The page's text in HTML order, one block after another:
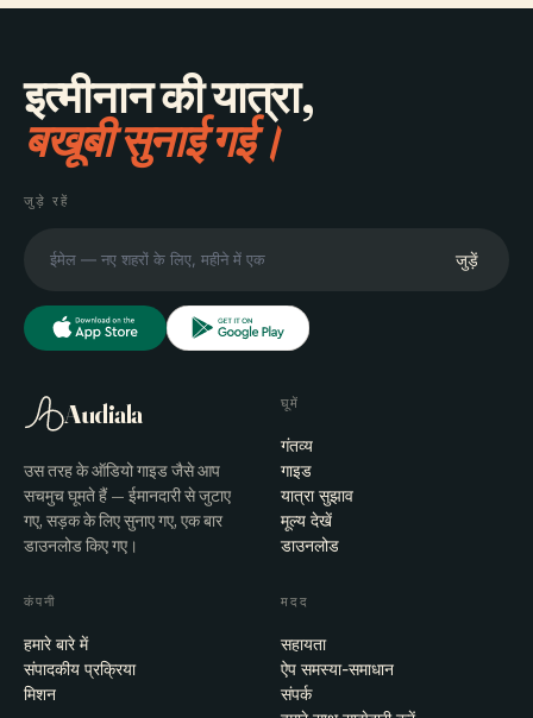
इत्मीनान की यात्रा,
बखूबी सुनाई गई।
जुड़े रहें
जुड़ें
Audiala
उस तरह के ऑडियो गाइड जैसे आप
सचमुच घूमते हैं — ईमानदारी से जुटाए
गए, सड़क के लिए सुनाए गए, एक बार
डाउनलोड किए गए।
घूमें
गंतव्य
गाइड
यात्रा सुझाव
मूल्य देखें
डाउनलोड
कंपनी
हमारे बारे में
संपादकीय प्रक्रिया
मिशन
मदद
सहायता
ऐप समस्या-समाधान
संपर्क